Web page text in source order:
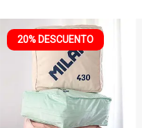
20% DESCUENTO